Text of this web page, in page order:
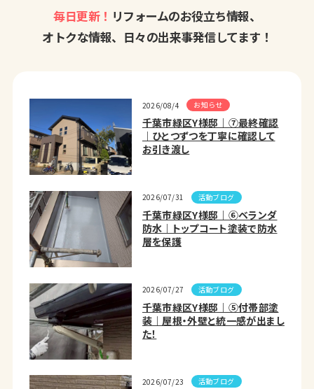
毎日更新！ リフォームのお役立ち情報、
オトクな情報、日々の出来事発信してます！
2026/08/4 お知らせ
千葉市緑区Y様邸｜⑦最終確認
｜ひとつずつを丁寧に確認して
お引き渡し
2026/07/31 活動ブログ
千葉市緑区Y様邸｜⑥ベランダ
防水｜トップコート塗装で防水
層を保護
2026/07/27 活動ブログ
千葉市緑区Y様邸｜⑤付帯部塗
装｜屋根・外壁と統一感が出まし
た！
2026/07/23 活動ブログ